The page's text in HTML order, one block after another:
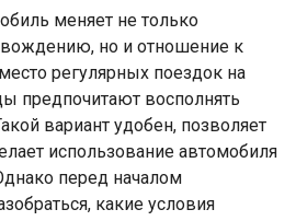
меняет не только
но и отношение к
регулярных поездок на
предпочитают восполнять
вариант удобен, позволяет
использование автомобиля
перед началом
какие условия